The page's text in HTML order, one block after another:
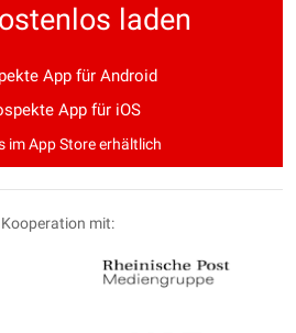
laden
App für Android
App für iOS
im App Store erhältlich
mit: